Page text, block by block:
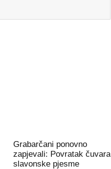
Grabarčani ponovno
zapjevali: Povratak čuvara
slavonske pjesme